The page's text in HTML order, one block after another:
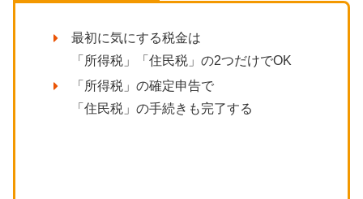
最初に気にする税金は
「所得税」「住民税」の2つだけでOK
「所得税」の確定申告で
「住民税」の手続きも完了する